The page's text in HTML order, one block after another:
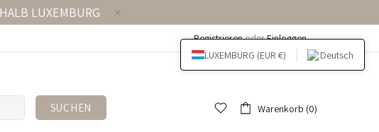
LUXEMBURG
RegistrierenoderEinloggen
SUCHEN Warenkorb (0)
LUXEMBURG (EUR €) Deutsch